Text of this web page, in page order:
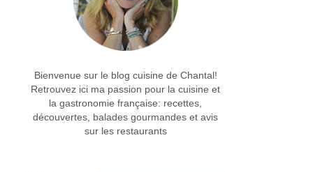
Bienvenue sur le blog cuisine de Chantal!
Retrouvez ici ma passion pour la cuisine et
la gastronomie française: recettes,
découvertes, balades gourmandes et avis
sur les restaurants